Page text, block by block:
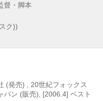
督・脚本
ク))
(発売) , 20世紀フォックス
パン (販売), [2006.4] ベスト